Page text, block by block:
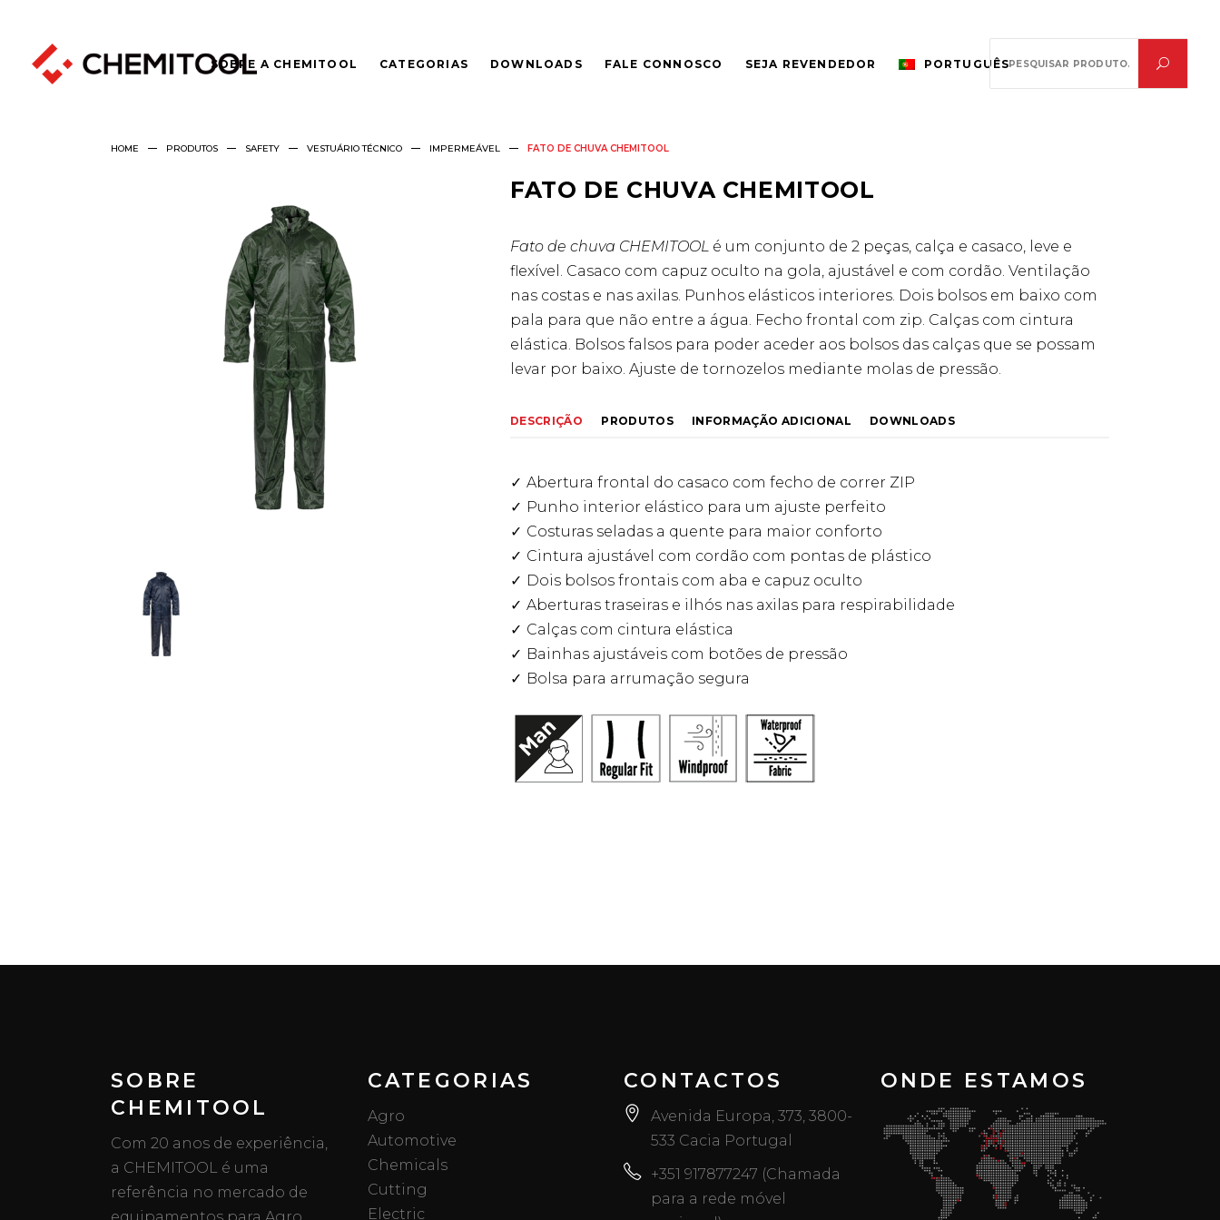
SOBRE A CHEMITOOL CATEGORIAS DOWNLOADS FALE CONNOSCO SEJA REVENDEDOR PORTUGUÊS
for:
HOME PRODUTOS SAFETY VESTUÁRIO TÉCNICO IMPERMEÁVEL FATO DE CHUVA CHEMITOOL
FATO DE CHUVA CHEMITOOL
Fato de chuva CHEMITOOL é um conjunto de 2 peças, calça e casaco, leve e
flexível. Casaco com capuz oculto na gola, ajustável e com cordão. Ventilação
nas costas e nas axilas. Punhos elásticos interiores. Dois bolsos em baixo com
pala para que não entre a água. Fecho frontal com zip. Calças com cintura
elástica. Bolsos falsos para poder aceder aos bolsos das calças que se possam
levar por baixo. Ajuste de tornozelos mediante molas de pressão.
DESCRIÇÃO INFORMAÇÃO ADICIONAL
PRODUTOS DOWNLOADS
Abertura frontal do casaco com fecho de correr ZIP
Punho interior elástico para um ajuste perfeito
Costuras seladas a quente para maior conforto
Cintura ajustável com cordão com pontas de plástico
Dois bolsos frontais com aba e capuz oculto
Aberturas traseiras e ilhós nas axilas para respirabilidade
Calças com cintura elástica
Bainhas ajustáveis com botões de pressão
Bolsa para arrumação segura
SOBRE
CHEMITOOL
Com 20 anos de experiência,
a CHEMITOOL é uma
referência no mercado de
CATEGORIAS
Agro
Automotive
Chemicals
Cutting
Electric
CONTACTOS
Avenida Europa, 373, 3800-
533 Cacia Portugal
+351 917877247 (Chamada
para a rede móvel
ONDE ESTAMOS